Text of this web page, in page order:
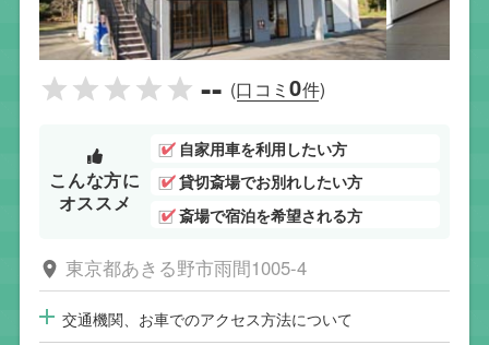
-- (口コミ0件)
こんな方に
オススメ
自家用車を利用したい方
貸切斎場でお別れしたい方
斎場で宿泊を希望される方
東京都あきる野市雨間1005-4
交通機関、お車でのアクセス方法について